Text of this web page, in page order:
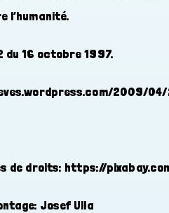
l’humanité.
du 16 octobre 1997.
2009/
de droits: https://
Josef Ulla